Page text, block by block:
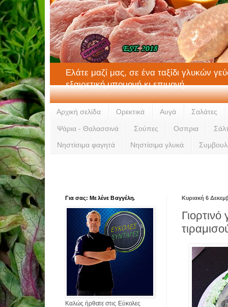
Ελάτε μαζί μας, σε ένα ταξίδι γλυκών
εξαιρετική υπομονή κι επιμονή.
Αρχική σελίδα Ορεκτικά Αυγά Σαλάτες
Ψάρια - Θαλασσινά Σούπες Οσπρια
Νηστίσιμα φαγητά Νηστίσιμα γλυκά
Κυριακή 6
Για σας: Με λένε Βαγγέλη.
Καλώς ήρθατε στις Εύκολες